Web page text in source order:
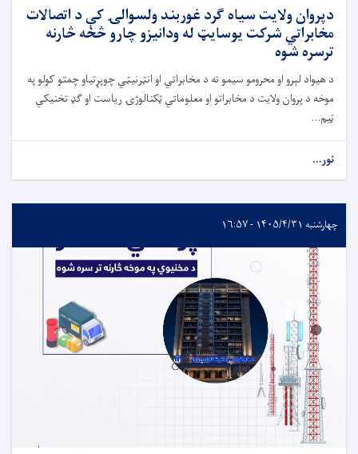
دپروان ولایت سیاه ګرد غوربند ولسوالۍ کې د اتصالات
مخابراتي شرکت یوسایټ له ودانیزو چارو څخه څارنه
ترسره شوه
د هیواد لېرو او محرومو سیمو ته د مخابراتي او انټرنیټي چوپړتیاو چمتو کولو په
موخه د پروان ولایت د مخابراتو او معلوماتي ټکنالوژۍ ریاست او ګډ تخنیکي
ټیم...
نور...
چهارشنبه ۱۴۰۵/۴/۳۱ - ۱۶:۵۷